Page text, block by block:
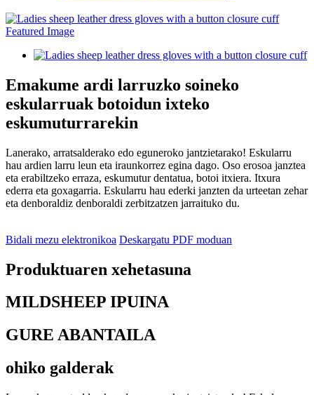
Emakume ardi larruzko soineko
eskularruak botoidun ixteko
eskumuturrarekin
Lanerako, arratsalderako edo eguneroko jantzietarako! Eskularru
hau ardien larru leun eta iraunkorrez egina dago. Oso erosoa janztea
eta erabiltzeko erraza, eskumutur dentatua, botoi itxiera. Itxura
ederra eta goxagarria. Eskularru hau ederki janzten da urteetan zehar
eta denboraldiz denboraldi zerbitzatzen jarraituko du.
Bidali mezu elektronikoa Deskargatu PDF moduan
Produktuaren xehetasuna
MILDSHEEP IPUINA
GURE ABANTAILA
ohiko galderak